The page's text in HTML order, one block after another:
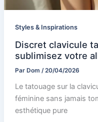
Styles & Inspirations
Discret clavicule
sublimisez votre
Par Dom /20/04/2026
Le tatouage sur la
féminine sans jamais
esthétique pure